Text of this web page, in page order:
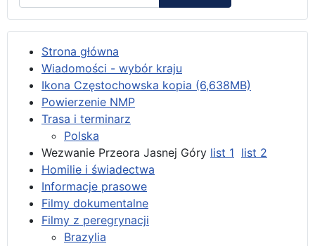
Strona główna
Wiadomości - wybór kraju
Ikona Częstochowska kopia (6,638MB)
Powierzenie NMP
Trasa i terminarz
Polska
Wezwanie Przeora Jasnej Góry list 1 list 2
Homilie i świadectwa
Informacje prasowe
Filmy dokumentalne
Filmy z peregrynacji
Brazylia